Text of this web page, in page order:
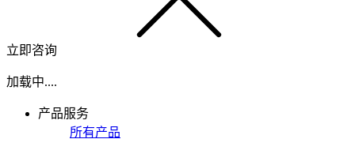
立即咨询
加载中....
产品服务
所有产品